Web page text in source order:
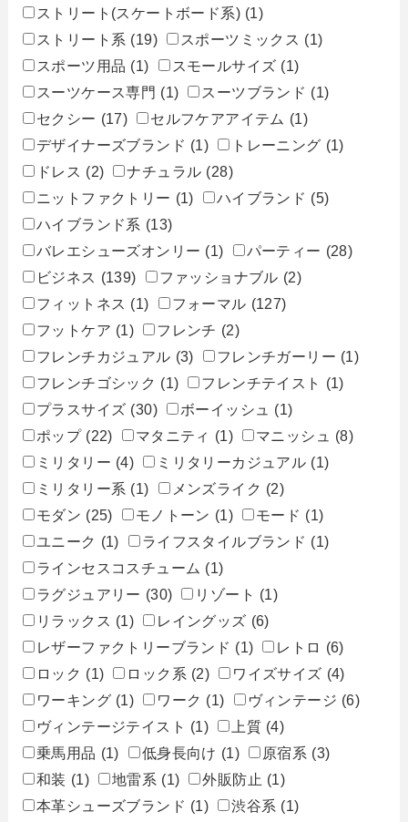
ストリート(スケートボード系) (1)
ストリート系 (19) スポーツミックス (1)
スポーツ用品 (1) スモールサイズ (1)
スーツケース専門 (1) スーツブランド (1)
セクシー (17) セルフケアアイテム (1)
デザイナーズブランド (1) トレーニング (1)
ドレス (2) ナチュラル (28)
ニットファクトリー (1) ハイブランド (5)
ハイブランド系 (13)
バレエシューズオンリー (1) パーティー (28)
ビジネス (139) ファッショナブル (2)
フィットネス (1) フォーマル (127)
フットケア (1) フレンチ (2)
フレンチカジュアル (3) フレンチガーリー (1)
フレンチゴシック (1) フレンチテイスト
(1)
プラスサイズ (30) ボーイッシュ
(1)
ポップ (22) マタニティ (1) マニッシュ
(8)
ミリタリー (4) ミリタリーカジュアル (1)
ミリタリー系 (1) メンズライク (2)
モダン (25) モノトーン (1) モード (1)
ユニーク (1) ライフスタイルブランド (1)
ラインセスコスチューム (1)
ラグジュアリー (30) リゾート (1)
リラックス (1) レイングッズ (6)
レザーファクトリーブランド (1) レトロ (6)
ロック (1) ロック系 (2) ワイズサイズ (4)
ワーキング (1) ワーク (1) ヴィンテージ (6)
ヴィンテージテイスト (1) 上質 (4)
乗馬用品 (1) 低身長向け (1) 原宿系 (3)
和装 (1) 地雷系 (1) 外販防止 (1)
本革シューズブランド (1) 渋谷系 (1)